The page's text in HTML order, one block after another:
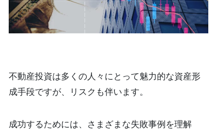
不動産投資は多くの人々にとって魅力的な資産形
成手段ですが、リスクも伴います。
成功するためには、さまざまな失敗事例を理解